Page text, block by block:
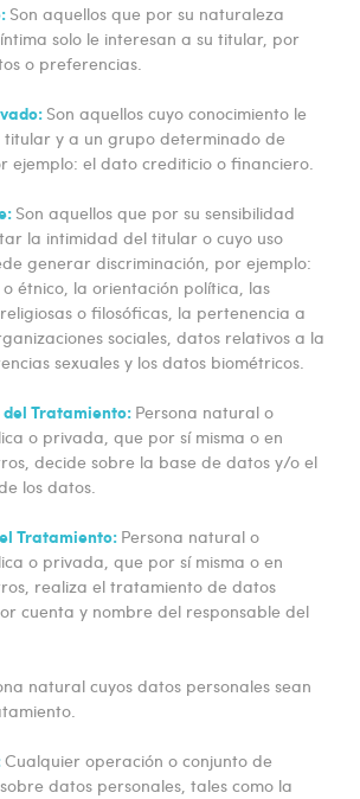
Son aquellos que por su naturaleza
solo le interesan a su titular, por
o preferencias.
Son aquellos cuyo conocimiento le
titular y a un grupo determinado de
ejemplo: el dato crediticio o financiero.
Son aquellos que por su sensibilidad
la intimidad del titular o cuyo uso
generar discriminación, por ejemplo:
étnico, la orientación política, las
o filosóficas, la pertenencia a
sociales, datos relativos a la
sexuales y los datos biométricos.
del Tratamiento: Persona natural o
o privada, que por sí misma o en
decide sobre la base de datos y/o el
los datos.
Tratamiento: Persona natural o
o privada, que por sí misma o en
realiza el tratamiento de datos
cuenta y nombre del responsable del
natural cuyos datos personales sean
Cualquier operación o conjunto de
datos personales, tales como la